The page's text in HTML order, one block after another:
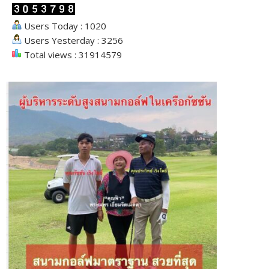
Users Today : 1020
Users Yesterday : 3256
Total views : 31914579